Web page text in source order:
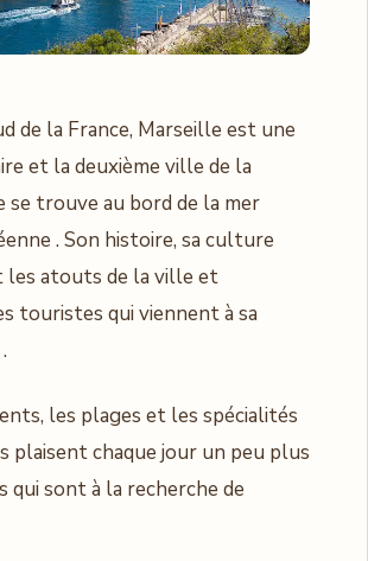
de la France, Marseille est une
et la deuxième ville de la
se trouve au bord de la mer
. Son histoire, sa culture
atouts de la ville et
touristes qui viennent à sa
les plages et les spécialités
plaisent chaque jour un peu plus
qui sont à la recherche de